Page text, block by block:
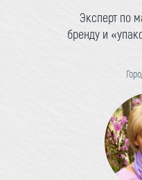
Эксперт по
бренду и